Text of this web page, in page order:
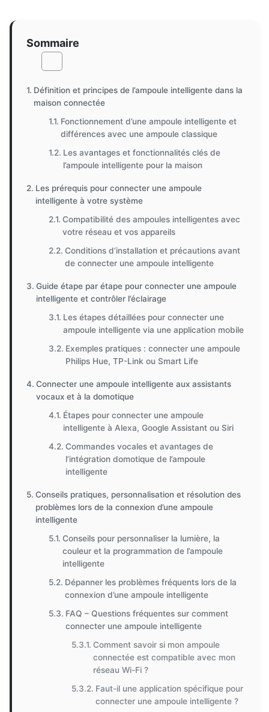
Sommaire
Définition et principes de l’ampoule intelligente dans la
maison connectée
Fonctionnement d’une ampoule intelligente et
différences avec une ampoule classique
Les avantages et fonctionnalités clés de
l’ampoule intelligente pour la maison
Les prérequis pour connecter une ampoule
intelligente à votre système
Compatibilité des ampoules intelligentes avec
votre réseau et vos appareils
Conditions d’installation et précautions avant
de connecter une ampoule intelligente
Guide étape par étape pour connecter une ampoule
intelligente et contrôler l’éclairage
Les étapes détaillées pour connecter une
ampoule intelligente via une application mobile
Exemples pratiques : connecter une ampoule
Philips Hue, TP-Link ou Smart Life
Connecter une ampoule intelligente aux assistants
vocaux et à la domotique
Étapes pour connecter une ampoule
intelligente à Alexa, Google Assistant ou Siri
Commandes vocales et avantages de
l’intégration domotique de l’ampoule
intelligente
Conseils pratiques, personnalisation et résolution des
problèmes lors de la connexion d’une ampoule
intelligente
Conseils pour personnaliser la lumière, la
couleur et la programmation de l’ampoule
intelligente
Dépanner les problèmes fréquents lors de la
connexion d’une ampoule intelligente
FAQ – Questions fréquentes sur comment
connecter une ampoule intelligente
Comment savoir si mon ampoule
connectée est compatible avec mon
réseau Wi-Fi ?
Faut-il une application spécifique pour
connecter une ampoule intelligente ?